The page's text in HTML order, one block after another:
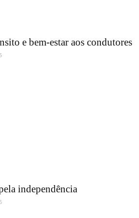
e bem-estar aos condutores
independência